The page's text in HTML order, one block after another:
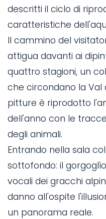
descritti il ciclo di
caratteristiche
Il cammino del
attigua davanti ai
quattro stagioni, un
che circondano la Val
pitture è riprodotto
dell'anno con le
degli animali.
Entrando nella sala
sottofondo: il
vocali dei gracchi
danno all'ospite
un panorama reale.